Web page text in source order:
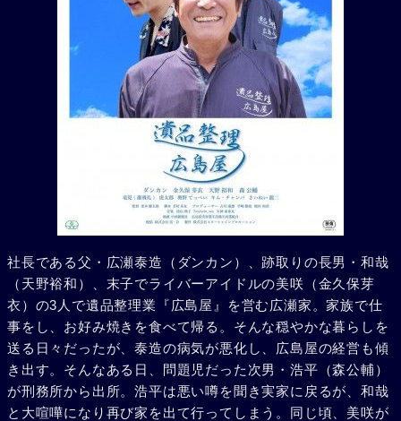
社長である父・広瀬泰造（ダンカン）、跡取りの長男・和哉
（天野裕和）、末子でライバーアイドルの美咲（金久保芽
衣）の3人で遺品整理業『広島屋』を営む広瀬家。家族で仕
事をし、お好み焼きを食べて帰る。そんな穏やかな暮らしを
送る日々だったが、泰造の病気が悪化し、広島屋の経営も傾
き出す。そんなある日、問題児だった次男・浩平（森公輔）
が刑務所から出所。浩平は悪い噂を聞き実家に戻るが、和哉
と大喧嘩になり再び家を出て行ってしまう。同じ頃、美咲が